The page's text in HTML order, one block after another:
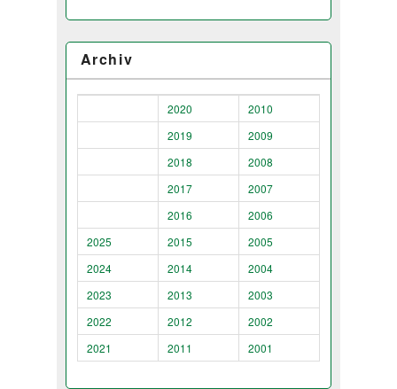
Archiv
2020
2010
2019
2009
2018
2008
2017
2007
2016
2006
2025
2015
2005
2024
2014
2004
2023
2013
2003
2022
2012
2002
2021
2011 2001